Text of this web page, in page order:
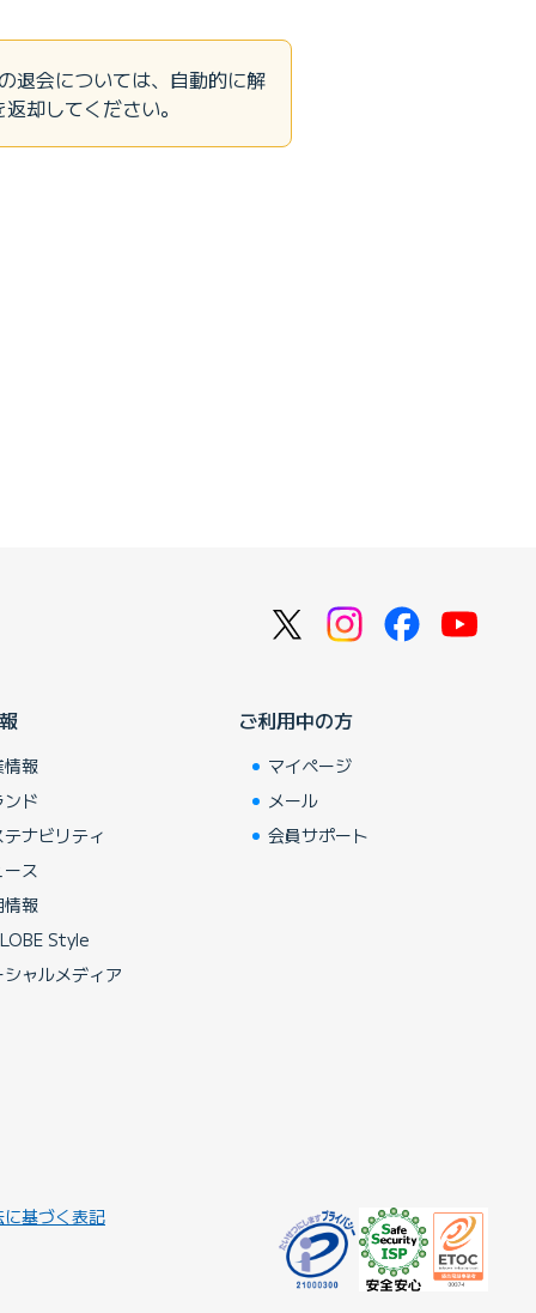
退会については、自動的に解
却してください。
情報
ド
ナビリティ
ス
情報
Style
ャルメディア
ご利用中の方
マイページ
メール
会員サポート
基づく表記